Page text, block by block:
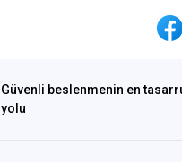
Güvenli beslenmenin en
yolu